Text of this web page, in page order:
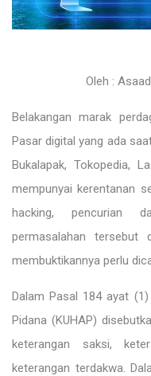
Oleh :
Belakangan marak
Pasar digital yang ada
Bukalapak, Tokopedia,
mempunyai kerentanan
hacking, pencurian
permasalahan tersebut
membuktikannya perlu
Dalam Pasal 184 ayat
Pidana (KUHAP)
keterangan saksi,
keterangan terdakwa.